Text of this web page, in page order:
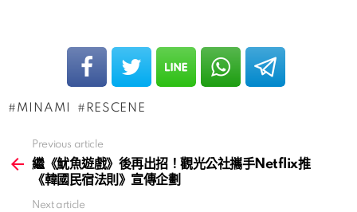
MINAMI RESCENE
more
Previous article
繼《魷魚遊戲》後再出招！觀光公社攜手Netflix推
《韓國民宿法則》宣傳企劃
Next article